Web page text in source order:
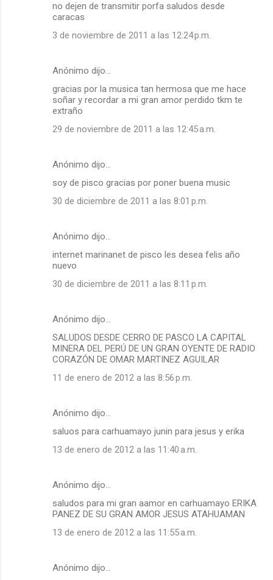
no dejen de transmitir porfa saludos desde
caracas
3 de noviembre de 2011 a las 12:24 p.m.
Anónimo dijo…
gracias por la musica tan hermosa que me hace
soñar y recordar a mi gran amor perdido tkm te
extraño
29 de noviembre de 2011 a las 12:45 a.m.
Anónimo dijo…
soy de pisco gracias por poner buena music
30 de diciembre de 2011 a las 8:01 p.m.
Anónimo dijo…
internet marinanet de pisco les desea felis año
nuevo
30 de diciembre de 2011 a las 8:11 p.m.
Anónimo dijo…
SALUDOS DESDE CERRO DE PASCO LA CAPITAL
MINERA DEL PERÚ DE UN GRAN OYENTE DE RADIO
CORAZÓN DE OMAR MARTINEZ AGUILAR
11 de enero de 2012 a las 8:56 p.m.
Anónimo dijo…
saluos para carhuamayo junin para jesus y erika
13 de enero de 2012 a las 11:40 a.m.
Anónimo dijo…
saludos para mi gran aamor en carhuamayo ERIKA
PANEZ DE SU GRAN AMOR JESUS ATAHUAMAN
13 de enero de 2012 a las 11:55 a.m.
Anónimo dijo…